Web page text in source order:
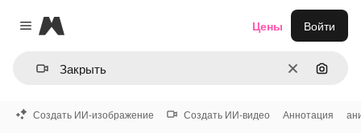
Close menu
Magnific
ОчиститьПоиск
Цены Войти
Создать ИИ-изображение Создать ИИ-видео Аннотация